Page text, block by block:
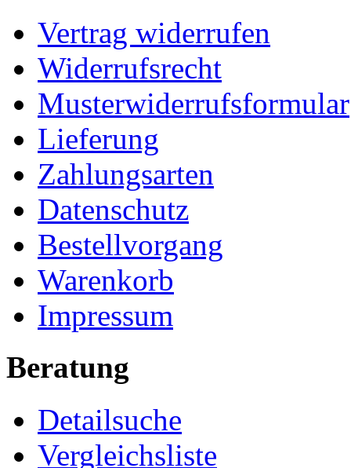
Vertrag widerrufen
Widerrufsrecht
Musterwiderrufsformular
Lieferung
Zahlungsarten
Datenschutz
Bestellvorgang
Warenkorb
Impressum
Beratung
Detailsuche
Vergleichsliste